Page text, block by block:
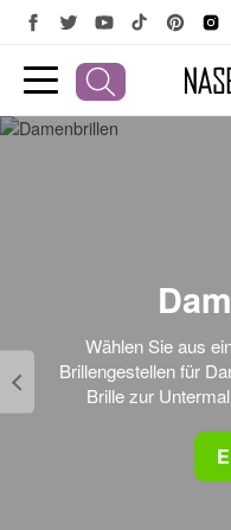
Wählen Sie aus
Brillengestellen für
Brille zur